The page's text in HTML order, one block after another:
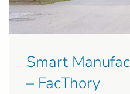
Smart
– FacThory